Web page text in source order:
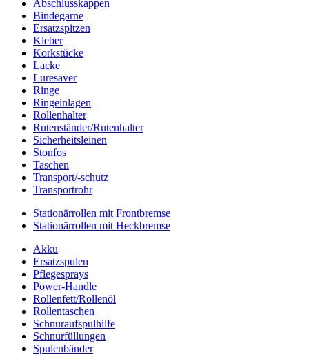
Abschlusskappen
Bindegarne
Ersatzspitzen
Kleber
Korkstücke
Lacke
Luresaver
Ringe
Ringeinlagen
Rollenhalter
Rutenständer/Rutenhalter
Sicherheitsleinen
Stonfos
Taschen
Transport/-schutz
Transportrohr
Stationärrollen mit Frontbremse
Stationärrollen mit Heckbremse
Akku
Ersatzspulen
Pflegesprays
Power-Handle
Rollenfett/Rollenöl
Rollentaschen
Schnuraufspulhilfe
Schnurfüllungen
Spulenbänder